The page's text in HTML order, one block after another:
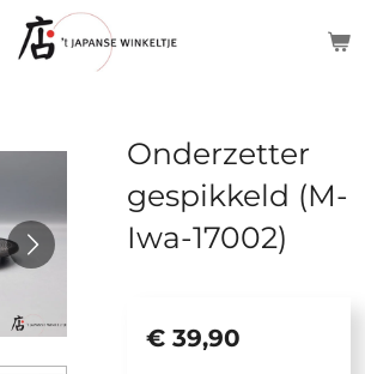
Onderzetter
gespikkeld (M-
Iwa-17002)
€ 39,90